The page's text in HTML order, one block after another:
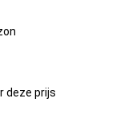
deze prijs